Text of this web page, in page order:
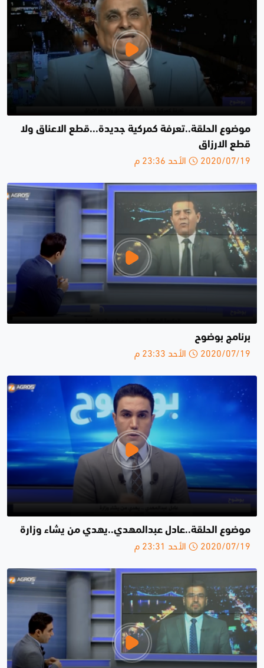
موضوع الحلقة..تعرفة كمركية جديدة...قطع الاعناق ولا
قطع الارزاق
2020/07/19 الأحد 23:36 م
برنامج بوضوح
2020/07/19 الأحد 23:33 م
موضوع الحلقة..عادل عبدالمهدي..يهدي من يشاء وزارة
2020/07/19 الأحد 23:31 م